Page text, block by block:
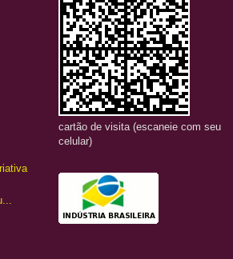
cartão de visita (escaneie com seu
celular)